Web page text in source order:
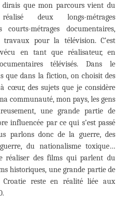
dirais que mon parcours vient du
deux longs-métrages
courts-métrages documentaires,
pour la télévision. C’est
en tant que réalisateur, en
télévisés. Dans le
que dans la fiction, on choisit des
cœur, des sujets que je considère
communauté, mon pays, les gens
une grande partie de
influencée par ce qui s’est passé
parlons donc de la guerre, des
du nationalisme toxique…
réaliser des films qui parlent du
historiques, une grande partie de
reste en réalité liée aux